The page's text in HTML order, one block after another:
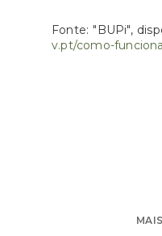
Fonte: "BUPi",
v.pt/como-